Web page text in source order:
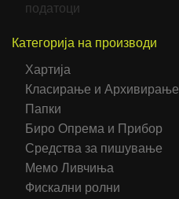
податоци
Категорија на производи
Хартија
Класирање и Архивирање
Папки
Биро Опрема и Прибор
Средства за пишување
Мемо Ливчиња
Фискални ролни